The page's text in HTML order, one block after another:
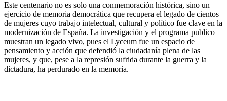
Este centenario no es solo una conmemoración histórica, sino un
ejercicio de memoria democrática que recupera el legado de cientos
de mujeres cuyo trabajo intelectual, cultural y político fue clave en la
modernización de España. La investigación y el programa publico
muestran un legado vivo, pues el Lyceum fue un espacio de
pensamiento y acción que defendió la ciudadanía plena de las
mujeres, y que, pese a la represión sufrida durante la guerra y la
dictadura, ha perdurado en la memoria.